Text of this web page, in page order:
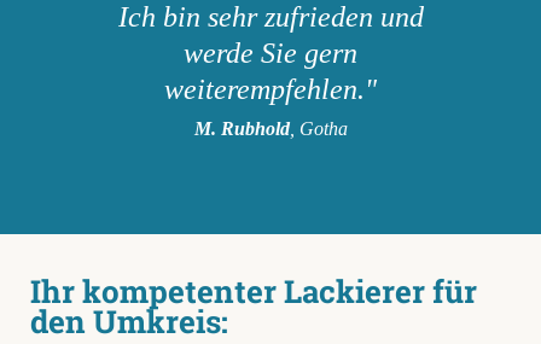
Ich bin sehr zufrieden und
werde Sie gern
weiterempfehlen."
M. Rubhold, Gotha
Ihr kompetenter Lackierer für
den Umkreis: